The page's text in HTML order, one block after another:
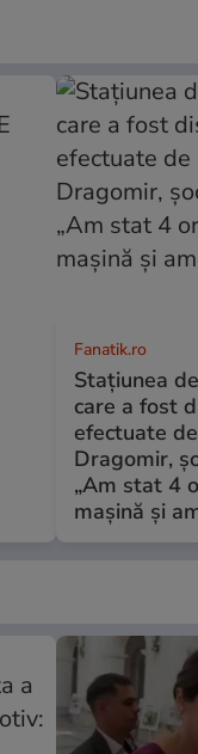
Fanatik.ro
Stațiunea
care a fost
efectuate
Dragomir,
„Am stat 4
mașină și